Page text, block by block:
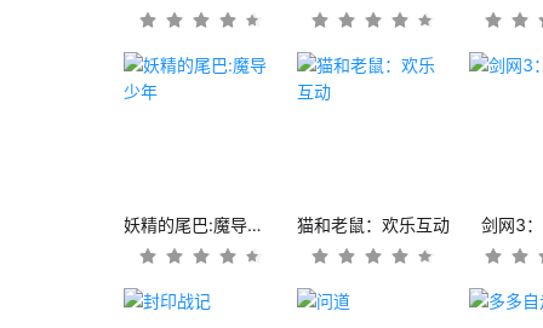
妖精的尾巴:魔导少年 猫和老鼠：欢乐互动 剑网3